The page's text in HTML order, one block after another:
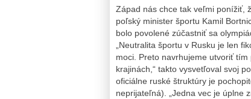
Západ nás chce tak veľmi ponížiť,
poľský minister športu Kamil
bolo povolené zúčastniť sa
„Neutralita športu v Rusku je len
moci. Preto navrhujeme utvoriť
krajinách,“ takto vysvetľoval svoj
oficiálne ruské štruktúry je
neprijateľná). „Jedna vec je úplne